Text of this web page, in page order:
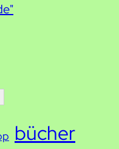
bücher